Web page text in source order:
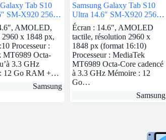
Tab S10
SM-X920 256
AMOLED,
2960 x 1848 px,
Processeur :
MT6989 Octa-
3.3 GHz
12 Go RAM +…
Samsung
Samsung Galaxy Tab S10
Ultra 14.6″ SM-X920 256
Go Argent Wi-Fi
Écran : 14.6″, AMOLED
tactile, résolution 2960 x
1848 px (format 16:10)
Processeur : MediaTek
MT6989 Octa-Core cadencé
à 3.3 GHz Mémoire : 12
Go…
Samsung